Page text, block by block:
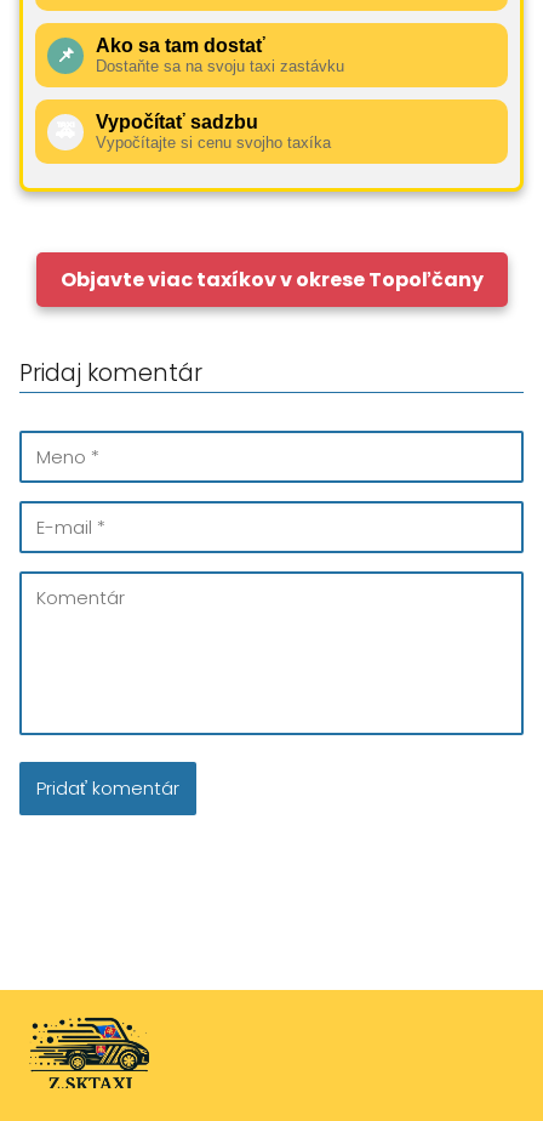
📌 Ako sa tam dostať
Dostaňte sa na svoju taxi zastávku
Vypočítať sadzbu
Vypočítajte si cenu svojho taxíka
Objavte viac taxíkov v okrese Topoľčany
Pridaj komentár